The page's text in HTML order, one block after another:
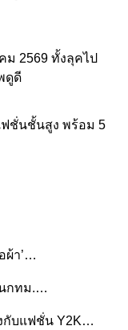
ม 2569 ทั้งลุคไป
ดูดี
ฟชั่นชั้นสูง พร้อม 5
ผ้า’…
นกทม.…
กับแฟชั่น Y2K…